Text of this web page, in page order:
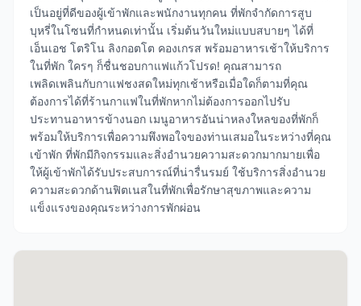
เป็นอยู่ที่ดีของผู้เข้าพักและพนักงานทุกคน ที่พักจำกัดการสูบ
บุหรี่ในโซนที่กำหนดเท่านั้น เริ่มต้นวันใหม่แบบสบายๆ ได้ที่
เอ็นเอช โตริโน ลิงกอตโต คองเกรส พร้อมอาหารเช้าให้บริการ
ในที่พัก ใครๆ ก็ชื่นชอบกาแฟแก้วโปรด! คุณสามารถ
เพลิดเพลินกับกาแฟชงสดใหม่ทุกเช้าหรือเมื่อใดก็ตามที่คุณ
ต้องการได้ที่ร้านกาแฟในที่พักหากไม่ต้องการออกไปรับ
ประทานอาหารข้างนอก เมนูอาหารอันน่าหลงใหลของที่พักก็
พร้อมให้บริการเพื่อความพึงพอใจของท่านเสมอในระหว่างที่คุณ
เข้าพัก ที่พักมีกิจกรรมและสิ่งอำนวยความสะดวกมากมายเพื่อ
ให้ผู้เข้าพักได้รับประสบการณ์ที่น่ารื่นรมย์ ใช้บริการสิ่งอำนวย
ความสะดวกด้านฟิตเนสในที่พักเพื่อรักษาสุขภาพและความ
แข็งแรงของคุณระหว่างการพักผ่อน